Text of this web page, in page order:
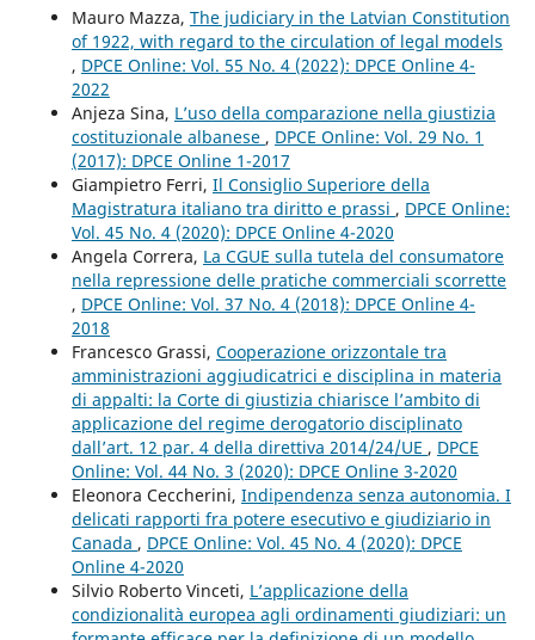
Mauro Mazza, The judiciary in the Latvian Constitution
of 1922, with regard to the circulation of legal models
, DPCE Online: Vol. 55 No. 4 (2022): DPCE Online 4-
2022
Anjeza Sina, L’uso della comparazione nella giustizia
costituzionale albanese , DPCE Online: Vol. 29 No. 1
(2017): DPCE Online 1-2017
Giampietro Ferri, Il Consiglio Superiore della
Magistratura italiano tra diritto e prassi , DPCE Online:
Vol. 45 No. 4 (2020): DPCE Online 4-2020
Angela Correra, La CGUE sulla tutela del consumatore
nella repressione delle pratiche commerciali scorrette
, DPCE Online: Vol. 37 No. 4 (2018): DPCE Online 4-
2018
Francesco Grassi, Cooperazione orizzontale tra
amministrazioni aggiudicatrici e disciplina in materia
di appalti: la Corte di giustizia chiarisce l’ambito di
applicazione del regime derogatorio disciplinato
dall’art. 12 par. 4 della direttiva 2014/24/UE , DPCE
Online: Vol. 44 No. 3 (2020): DPCE Online 3-2020
Eleonora Ceccherini, Indipendenza senza autonomia. I
delicati rapporti fra potere esecutivo e giudiziario in
Canada , DPCE Online: Vol. 45 No. 4 (2020): DPCE
Online 4-2020
Silvio Roberto Vinceti, L’applicazione della
condizionalità europea agli ordinamenti giudiziari: un